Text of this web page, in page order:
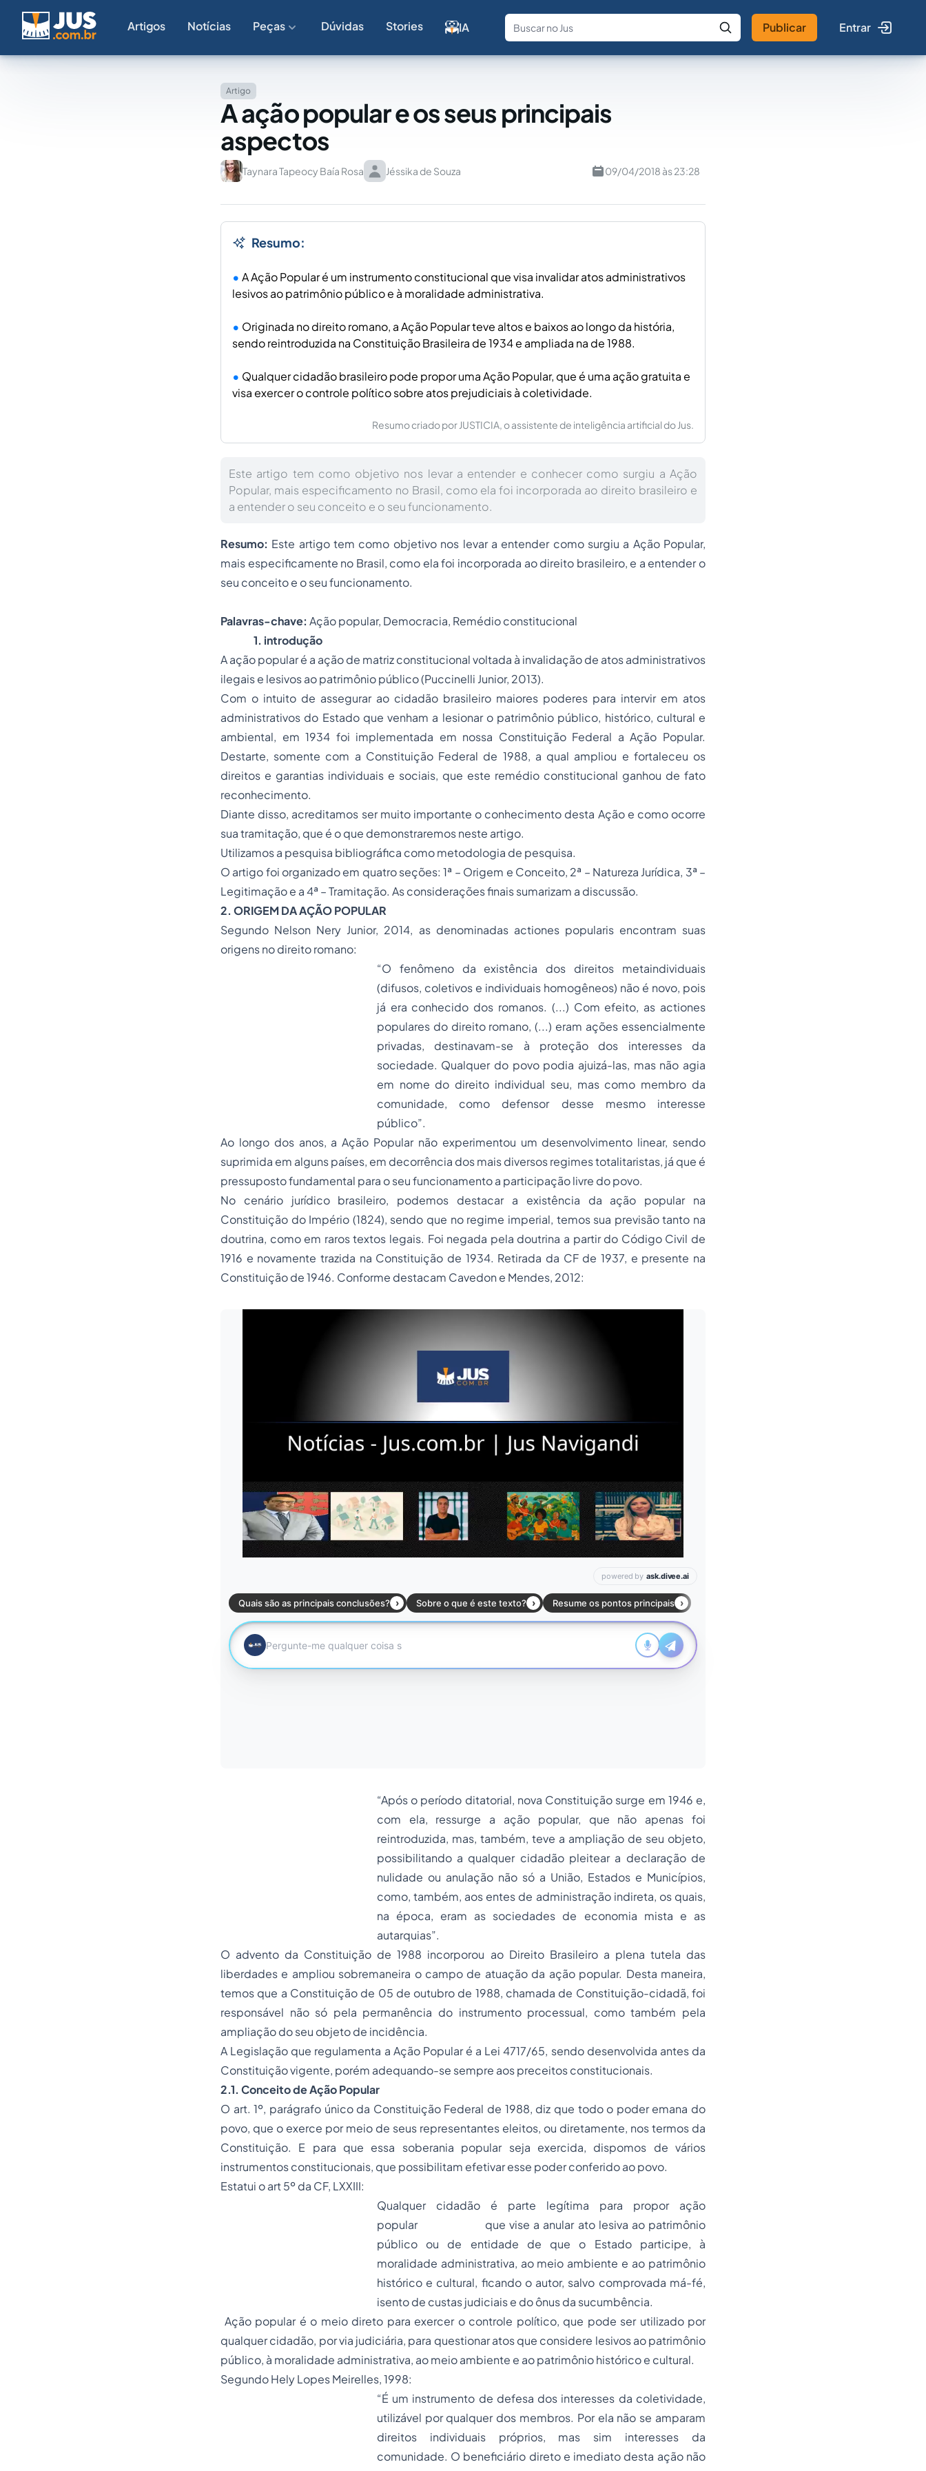
Artigos Notícias Peças Dúvidas Stories IA
Fale com a IA Buscar no Jus
Publicar Entrar
Artigo
A ação popular e os seus principais
aspectos
Taynara Tapeocy Baía Rosa Jéssika de Souza 09/04/2018 às 23:28
Resumo:
A Ação Popular é um instrumento constitucional que visa invalidar atos administrativos
lesivos ao patrimônio público e à moralidade administrativa.
Originada no direito romano, a Ação Popular teve altos e baixos ao longo da história,
sendo reintroduzida na Constituição Brasileira de 1934 e ampliada na de 1988.
Qualquer cidadão brasileiro pode propor uma Ação Popular, que é uma ação gratuita e
visa exercer o controle político sobre atos prejudiciais à coletividade.
Resumo criado por JUSTICIA, o assistente de inteligência artificial do Jus.
Este artigo tem como objetivo nos levar a entender e conhecer como surgiu a Ação
Popular, mais especificamento no Brasil, como ela foi incorporada ao direito brasileiro e
a entender o seu conceito e o seu funcionamento.
Resumo: Este artigo tem como objetivo nos levar a entender como surgiu a Ação Popular,
mais especificamente no Brasil, como ela foi incorporada ao direito brasileiro, e a entender o
seu conceito e o seu funcionamento.
Palavras-chave: Ação popular, Democracia, Remédio constitucional
1. introdução
A ação popular é a ação de matriz constitucional voltada à invalidação de atos administrativos
ilegais e lesivos ao patrimônio público (Puccinelli Junior, 2013).
Com o intuito de assegurar ao cidadão brasileiro maiores poderes para intervir em atos
administrativos do Estado que venham a lesionar o patrimônio público, histórico, cultural e
ambiental, em 1934 foi implementada em nossa Constituição Federal a Ação Popular.
Destarte, somente com a Constituição Federal de 1988, a qual ampliou e fortaleceu os
direitos e garantias individuais e sociais, que este remédio constitucional ganhou de fato
reconhecimento.
Diante disso, acreditamos ser muito importante o conhecimento desta Ação e como ocorre
sua tramitação, que é o que demonstraremos neste artigo.
Utilizamos a pesquisa bibliográfica como metodologia de pesquisa.
O artigo foi organizado em quatro seções: 1ª – Origem e Conceito, 2ª – Natureza Jurídica, 3ª –
Legitimação e a 4ª – Tramitação. As considerações finais sumarizam a discussão.
2. ORIGEM DA AÇÃO POPULAR
Segundo Nelson Nery Junior, 2014, as denominadas actiones popularisencontram suas
origens no direito romano:
“O fenômeno da existência dos direitos metaindividuais
(difusos, coletivos e individuais homogêneos) não é novo, pois
já era conhecido dos romanos. (...) Com efeito, as actiones
populares do direito romano, (...) eram ações essencialmente
privadas, destinavam-se à proteção dos interesses da
sociedade. Qualquer do povo podia ajuizá-las, mas não agia
em nome do direito individual seu, mas como membro da
comunidade, como defensor desse mesmo interesse
público”.
Ao longo dos anos, a Ação Popular não experimentou um desenvolvimento linear, sendo
suprimida em alguns países, em decorrência dos mais diversos regimes totalitaristas, já que é
pressuposto fundamental para o seu funcionamento a participação livre do povo.
No cenário jurídico brasileiro, podemos destacar a existência da ação popular na
Constituição do Império (1824), sendo que no regime imperial, temos sua previsão tanto na
doutrina, como em raros textos legais. Foi negada pela doutrina a partir do Código Civil de
1916 e novamente trazida na Constituição de 1934. Retirada da CF de 1937, e presente na
Constituição de 1946. Conforme destacam Cavedon e Mendes, 2012:
“Após o período ditatorial, nova Constituição surge em 1946 e,
com ela, ressurge a ação popular, que não apenas foi
reintroduzida, mas, também, teve a ampliação de seu objeto,
possibilitando a qualquer cidadão pleitear a declaração de
nulidade ou anulação não só a União, Estados e Municípios,
como, também, aos entes de administração indireta, os quais,
na época, eram as sociedades de economia mista e as
autarquias”.
O advento da Constituição de 1988 incorporou ao Direito Brasileiro a plena tutela das
liberdades e ampliou sobremaneira o campo de atuação da ação popular. Desta maneira,
temos que a Constituição de 05 de outubro de 1988, chamada de Constituição-cidadã, foi
responsável não só pela permanência do instrumento processual, como também pela
ampliação do seu objeto de incidência.
A Legislação que regulamenta a Ação Popular é a Lei 4717/65, sendo desenvolvida antes da
Constituição vigente, porém adequando-se sempre aos preceitos constitucionais.
2.1. Conceito de Ação Popular
O art. 1º, parágrafo único da Constituição Federal de 1988, diz que todo o poder emana do
povo, que o exerce por meio de seus representantes eleitos, ou diretamente, nos termos da
Constituição. E para que essa soberania popular seja exercida, dispomos de vários
instrumentos constitucionais, que possibilitam efetivar esse poder conferido ao povo.
Estatui o art 5º da CF, LXXIII:
Qualquer cidadão é parte legítima para propor ação
popular que vise a anular ato lesiva ao patrimônio
público ou de entidade de que o Estado participe, à
moralidade administrativa, ao meio ambiente e ao patrimônio
histórico e cultural, ficando o autor, salvo comprovada má-fé,
isento de custas judiciais e do ônus da sucumbência.
Ação popular é o meio direto para exercer o controle político, que pode ser utilizado por
qualquer cidadão, por via judiciária, para questionar atos que considere lesivos ao patrimônio
público, à moralidade administrativa, ao meio ambiente e ao patrimônio histórico e cultural.
Segundo Hely Lopes Meirelles, 1998:
“É um instrumento de defesa dos interesses da coletividade,
utilizável por qualquer dos membros. Por ela não se amparam
direitos individuais próprios, mas sim interesses da
comunidade. O beneficiário direto e imediato desta ação não